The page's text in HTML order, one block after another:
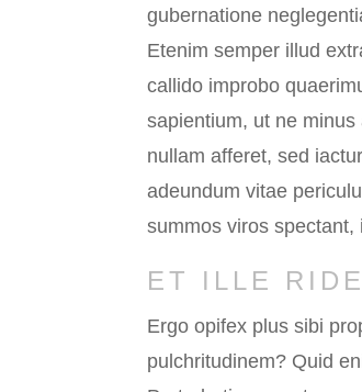
gubernatione
Etenim semper illud
callido improbo
sapientium, ut ne
nullam afferet, sed
adeundum vitae
summos viros spectant,
ET ILLE
Ergo opifex plus sibi
pulchritudinem? Quid